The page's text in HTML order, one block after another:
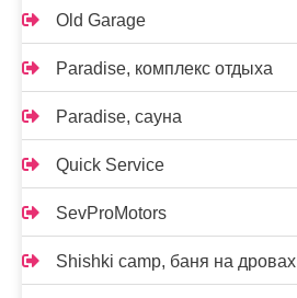
Old Garage
Paradise, комплекс отдыха
Paradise, сауна
Quick Service
SevProMotors
Shishki camp, баня на дровах